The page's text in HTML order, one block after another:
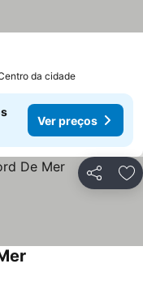
da cidade
Ver preços
Partilhar